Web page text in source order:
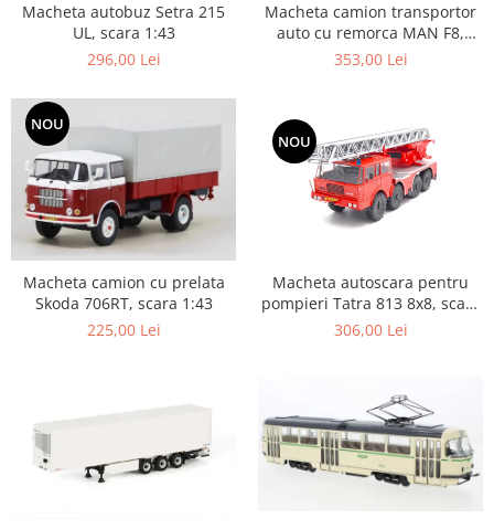
Machete cisterne
Machete autocare si autobuze
Machete autocare
Machete vehicule militare
Machete autoturisme
Machete autoturisme clasice
Machete autoturisme de
interventie
Machete autoturisme moderne
Machete motorsport
Macheta autobuz Setra 215
UL, scara 1:43
296,00 Lei
Macheta camion transportor
auto cu remorca MAN F8,
scara 1:43
353,00 Lei
NOU
Macheta camion cu prelata
Skoda 706RT, scara 1:43
225,00 Lei
NOU
Macheta autoscara pentru
pompieri Tatra 813 8x8, scara
1:43
306,00 Lei